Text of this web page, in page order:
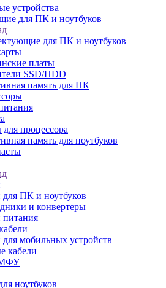
устройства
для ПК и ноутбуков
для ПК и ноутбуков
платы
SSD/HDD
память для ПК
процессора
память для ноутбуков
для ПК и ноутбуков
и конвертеры
питания
мобильных устройств
кабели
МФУ
ноутбуков